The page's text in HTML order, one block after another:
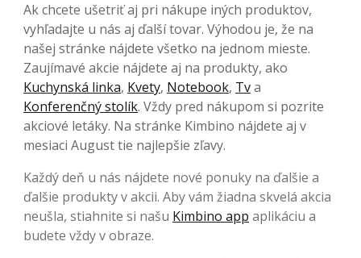
Ak chcete ušetriť aj pri nákupe iných produktov,
vyhľadajte u nás aj ďalší tovar. Výhodou je, že na
našej stránke nájdete všetko na jednom mieste.
Zaujímavé akcie nájdete aj na produkty, ako
Kuchynská linka, Kvety, Notebook, Tva
Konferenčný stolík. Vždy pred nákupom si pozrite
akciové letáky. Na stránke Kimbino nájdete aj v
mesiaci August tie najlepšie zľavy.
Každý deň u nás nájdete nové ponuky na ďalšie a
ďalšie produkty v akcii. Aby vám žiadna skvelá akcia
neušla, stiahnite si našu Kimbino app aplikáciu a
budete vždy v obraze.